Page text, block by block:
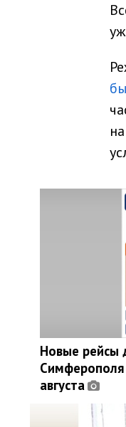
Новые рейсы
Симферополя
августа